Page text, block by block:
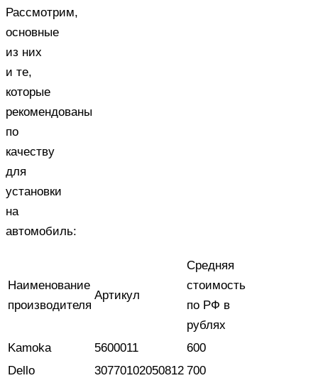
Рассмотрим,
основные
из них
и те,
которые
рекомендованы
по
качеству
для
установки
на
автомобиль:
Наименование
производителя
Артикул
Средняя
стоимость
по РФ в
рублях
Kamoka
5600011
600
Dello
30770102050812 700